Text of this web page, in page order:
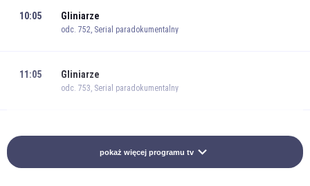
10:05 Gliniarze
odc. 752, Serial paradokumentalny
11:05 Gliniarze
odc. 753, Serial paradokumentalny
pokaż więcej programu tv